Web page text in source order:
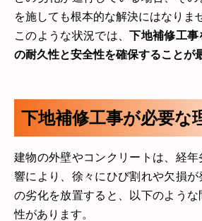
を施しても根本的な解決にはなりま
このような状況では、下地補修工
の耐久性と安全性を確保することが
下地補修工事が必要な
建物の外壁やコンクリートは、経
響により、徐々にひび割れや欠損が
の劣化を放置すると、以下のよう
性があります。